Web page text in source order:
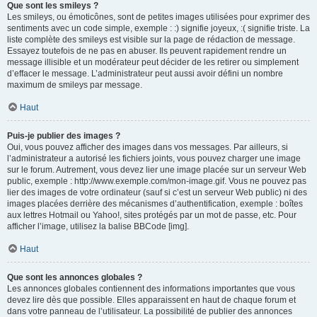
Que sont les smileys ?
Les smileys, ou émoticônes, sont de petites images utilisées pour exprimer des
sentiments avec un code simple, exemple : :) signifie joyeux, :( signifie triste. La
liste complète des smileys est visible sur la page de rédaction de message.
Essayez toutefois de ne pas en abuser. Ils peuvent rapidement rendre un
message illisible et un modérateur peut décider de les retirer ou simplement
d’effacer le message. L’administrateur peut aussi avoir défini un nombre
maximum de smileys par message.
Haut
Puis-je publier des images ?
Oui, vous pouvez afficher des images dans vos messages. Par ailleurs, si
l’administrateur a autorisé les fichiers joints, vous pouvez charger une image
sur le forum. Autrement, vous devez lier une image placée sur un serveur Web
public, exemple : http://www.exemple.com/mon-image.gif. Vous ne pouvez pas
lier des images de votre ordinateur (sauf si c’est un serveur Web public) ni des
images placées derrière des mécanismes d’authentification, exemple : boîtes
aux lettres Hotmail ou Yahoo!, sites protégés par un mot de passe, etc. Pour
afficher l’image, utilisez la balise BBCode [img].
Haut
Que sont les annonces globales ?
Les annonces globales contiennent des informations importantes que vous
devez lire dès que possible. Elles apparaissent en haut de chaque forum et
dans votre panneau de l’utilisateur. La possibilité de publier des annonces